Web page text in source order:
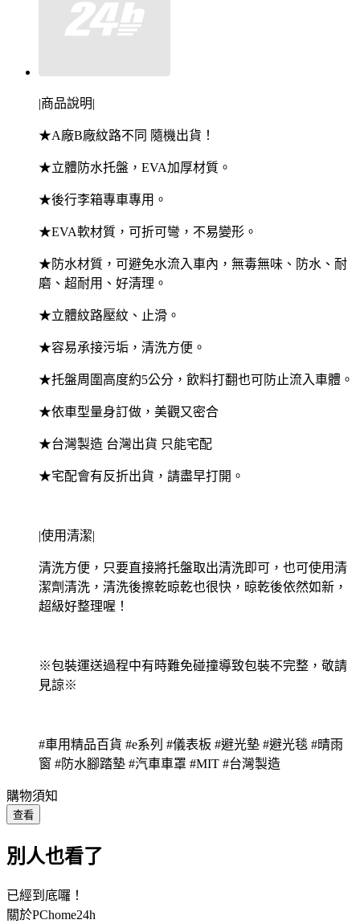
|商品說明|
★A廠B廠紋路不同 隨機出貨！
★立體防水托盤，EVA加厚材質。
★後行李箱專車專用。
★EVA軟材質，可折可彎，不易變形。
★防水材質，可避免水流入車內，無毒無味、防水、耐
磨、超耐用、好清理。
★立體紋路壓紋、止滑。
★容易承接污垢，清洗方便。
★托盤周圍高度約5公分，飲料打翻也可防止流入車體。
★依車型量身訂做，美觀又密合
★台灣製造 台灣出貨 只能宅配
★宅配會有反折出貨，請盡早打開。
|使用清潔|
清洗方便，只要直接將托盤取出清洗即可，也可使用清
潔劑清洗，清洗後擦乾晾乾也很快，晾乾後依然如新，
超級好整理喔！
※包裝運送過程中有時難免碰撞導致包裝不完整，敬請
見諒※
#車用精品百貨 #e系列 #儀表板 #避光墊 #避光毯 #晴雨
窗 #防水腳踏墊 #汽車車罩 #MIT #台灣製造
購物須知
查看
別人也看了
已經到底囉！
關於PChome24h